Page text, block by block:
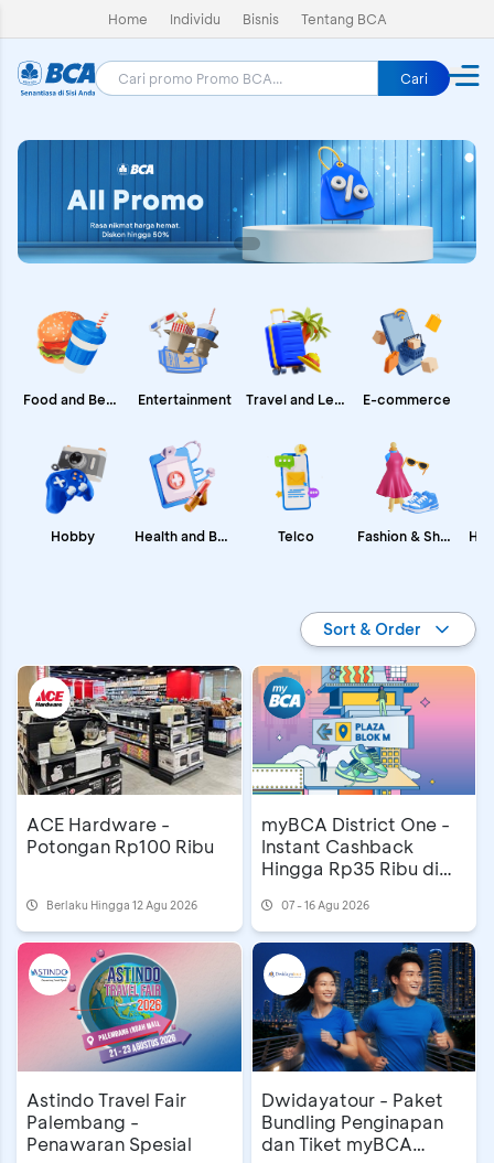
Home Individu Bisnis Tentang BCA
Cari
Food and Beverages
Hobby
Entertainment
Health and Beauty
Travel and Leisure
Telco
E-commerce
Fashion & Shopping
Sort & Order
ACE Hardware -
Potongan Rp100 Ribu
Berlaku Hingga 12 Agu 2026
myBCA District One -
Instant Cashback
Hingga Rp35 Ribu di
07 - 16 Agu 2026
Astindo Travel Fair
Palembang -
Penawaran Spesial
Dwidayatour - Paket
Bundling Penginapan
dan Tiket myBCA